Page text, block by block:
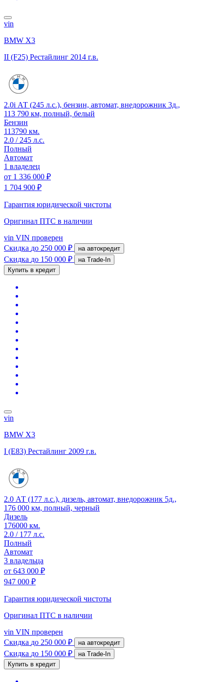
vin
BMW X3
II (F25) Рестайлинг 2014 г.в.
2.0i АТ (245 л.с.), бензин, автомат, внедорожник 3д.,
113 790 км, полный, белый
Бензин
113790 км.
2.0 / 245 л.с.
Полный
Автомат
1 владелец
от 1 336 000 ₽
1 704 900 ₽
Гарантия юридической чистоты
Оригинал ПТС в наличии
vin VIN проверен
Скидка до 250 000 ₽ на автокредит
Скидка до 150 000 ₽
на Trade-In
Купить в кредит
vin
BMW X3
I (E83) Рестайлинг 2009 г.в.
2.0 АТ (177 л.с.), дизель, автомат, внедорожник 5д.,
176 000 км, полный, черный
Дизель
176000 км.
2.0 / 177 л.с.
Полный
Автомат
3 владельца
от 643 000 ₽
947 000 ₽
Гарантия юридической чистоты
Оригинал ПТС в наличии
vin VIN проверен
Скидка до 250 000 ₽ на автокредит
Скидка до 150 000 ₽
на Trade-In
Купить в кредит